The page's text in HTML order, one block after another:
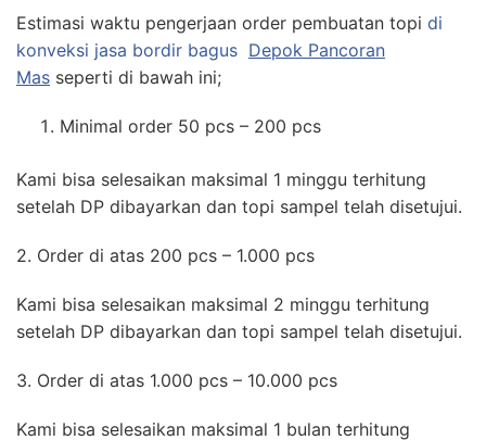
Estimasi waktu pengerjaan order pembuatan topi di
konveksi jasa bordir bagus Depok Pancoran
Mas seperti di bawah ini;
Minimal order 50 pcs – 200 pcs
Kami bisa selesaikan maksimal 1 minggu terhitung
setelah DP dibayarkan dan topi sampel telah disetujui.
2. Order di atas 200 pcs – 1.000 pcs
Kami bisa selesaikan maksimal 2 minggu terhitung
setelah DP dibayarkan dan topi sampel telah disetujui.
3. Order di atas 1.000 pcs – 10.000 pcs
Kami bisa selesaikan maksimal 1 bulan terhitung